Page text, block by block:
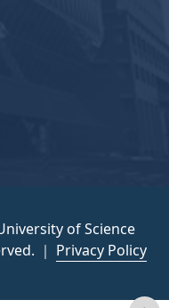
of Science
｜ Privacy Policy